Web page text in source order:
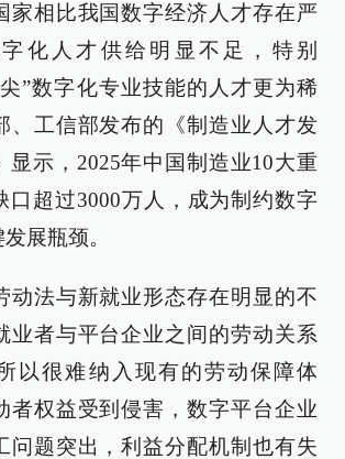
家相比我国数字经济人才存在严
化人才供给明显不足，特别
”数字化专业技能的人才更为稀
、工信部发布的《制造业人才发
显示，2025年中国制造业10大重
口超过3000万人，成为制约数字
展瓶颈。
动法与新就业形态存在明显的不
业者与平台企业之间的劳动关系
以很难纳入现有的劳动保障体
者权益受到侵害，数字平台企业
问题突出，利益分配机制也有失